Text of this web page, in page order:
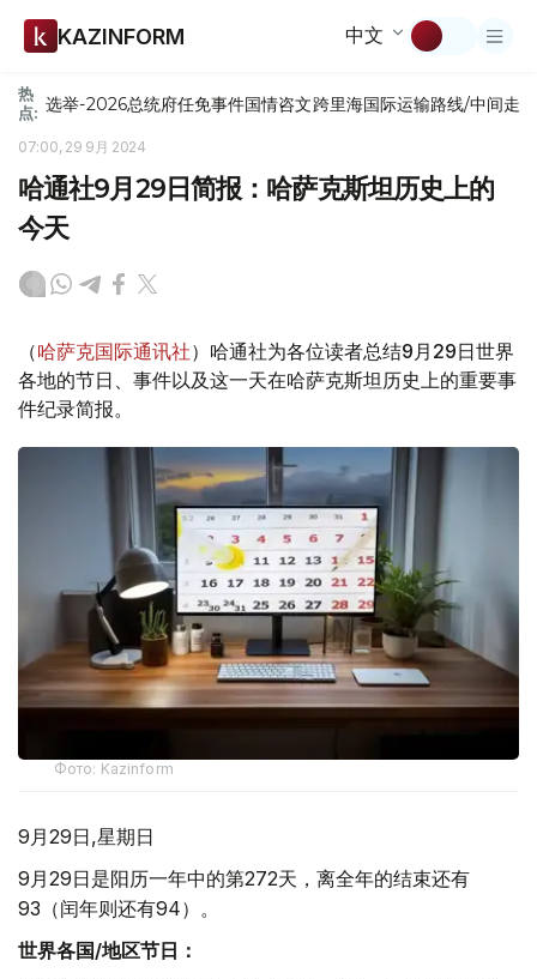
KAZINFORM 中文
热
点: 选举-2026总统府任免事件国情咨文跨里海国际运输路线/中间走廊
07:00, 29 9月 2024
哈通社9月29日简报：哈萨克斯坦历史上的
今天
（哈萨克国际通讯社）哈通社为各位读者总结9月29日世界
各地的节日、事件以及这一天在哈萨克斯坦历史上的重要事
件纪录简报。
Фото: Kazinform
9月29日,星期日
9月29日是阳历一年中的第272天，离全年的结束还有
93（闰年则还有94）。
世界各国/地区节日：